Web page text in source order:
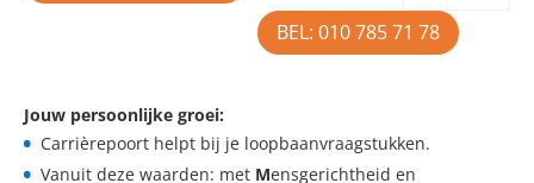
BEL: 010 785 71 78
Jouw persoonlijke groei:
Carrièrepoort helpt bij je loopbaanvraagstukken.
Vanuit deze waarden: met Mensgerichtheid en